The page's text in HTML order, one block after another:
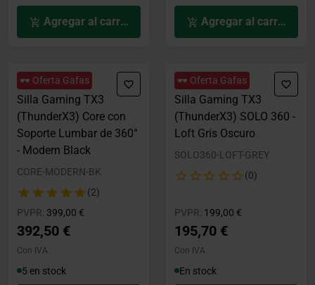
Agregar al carrito Agregar al carrito
🕶️ Oferta Gafas
Silla Gaming TX3
(ThunderX3) Core con
Soporte Lumbar de 360°
- Modern Black
CORE-MODERN-BK
(2)
PVPR: Precio rebajado desde
399,00 €
392,50 €
Con IVA
5 en stock
🕶️ Oferta Gafas
Silla Gaming TX3
(ThunderX3) SOLO 360 -
Loft Gris Oscuro
SOLO360-LOFT-GREY
(0)
PVPR: Precio rebajado desde
199,00 €
195,70 €
Con IVA
En stock